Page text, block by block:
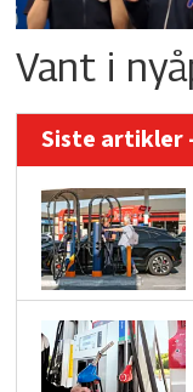
Vant i
Siste artikler